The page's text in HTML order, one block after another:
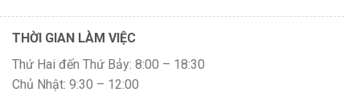
THỜI GIAN LÀM VIỆC
Thứ Hai đến Thứ Bảy: 8:00 – 18:30
Chủ Nhật: 9:30 – 12:00